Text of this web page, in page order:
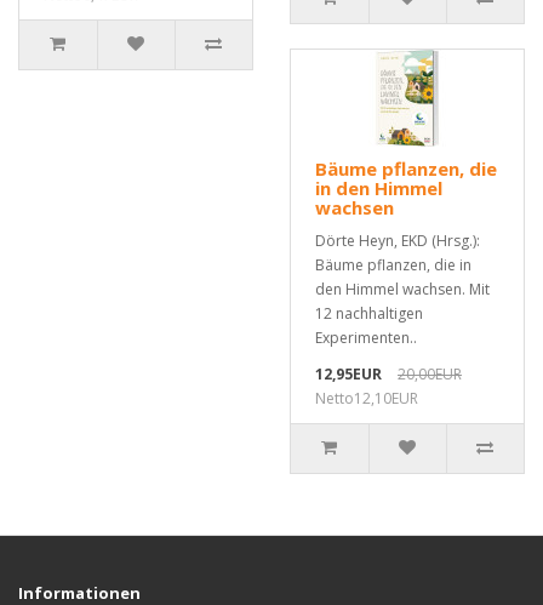
Bäume pflanzen, die
in den Himmel
wachsen
Dörte Heyn, EKD (Hrsg.):
Bäume pflanzen, die in
den Himmel wachsen. Mit
12 nachhaltigen
Experimenten..
12,95EUR
20,00EUR
Netto12,10EUR
Informationen